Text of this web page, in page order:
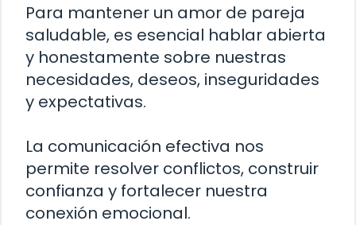
Para mantener un amor de pareja
saludable, es esencial hablar abierta
y honestamente sobre nuestras
necesidades, deseos, inseguridades
y expectativas.
La comunicación efectiva nos
permite resolver conflictos, construir
confianza y fortalecer nuestra
conexión emocional.